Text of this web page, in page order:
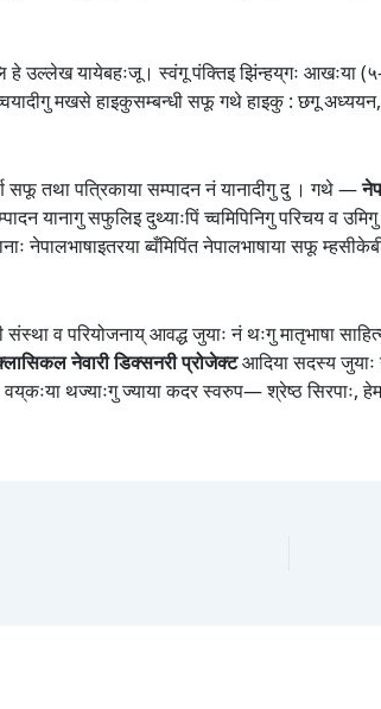
हे उल्लेख यायेबहःजू। स्वंगू पंक्तिइ झिंन्हय्‌गः
मखसे हाइकुसम्बन्धी सफू गथे हाइकु : छगू अध्ययन,
तथा पत्रिकाया सम्पादन नं यानादीगु दु । गथे —
यानागु सफुलिइ दुथ्याःपिं च्वमिपिनिगु परिचय व
नेपालभाषाइतरया ब्वँमिपिंत नेपालभाषाया सफू
व परियोजनाय् आवद्ध जुयाः नं थःगु मातृभाषा
नेवारी डिक्सनरी प्रोजेक्टआदिया सदस्य जुयाः
थज्याःगु ज्याया कदर स्वरुप— श्रेष्ठ सिरपाः,